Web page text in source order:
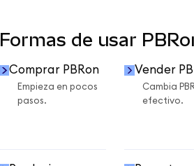
Formas de usar
Comprar PBRon
Empieza en pocos
pasos.
Vender
Cambia
efectivo.